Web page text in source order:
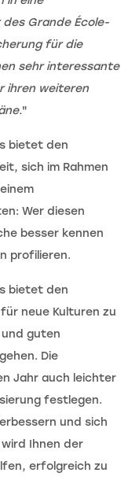
Grande École-
für die
sehr interessante
ihren weiteren
"
bietet den
sich im Rahmen
Wer diesen
besser kennen
profilieren.
bietet den
neue Kulturen zu
guten
Die
Jahr auch leichter
festlegen.
und sich
Ihnen der
erfolgreich zu